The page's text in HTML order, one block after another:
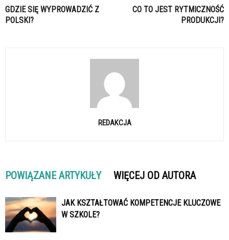
GDZIE SIĘ WYPROWADZIĆ Z
POLSKI?
CO TO JEST RYTMICZNOŚĆ
PRODUKCJI?
REDAKCJA
POWIĄZANE ARTYKUŁY WIĘCEJ OD AUTORA
JAK KSZTAŁTOWAĆ KOMPETENCJE KLUCZOWE
W SZKOLE?